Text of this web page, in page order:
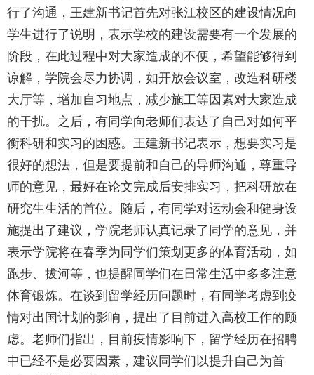
行了沟通，王建新书记首先对张江校区的建设情况向
学生进行了说明，表示学校的建设需要有一个发展的
阶段，在此过程中对大家造成的不便，希望能够得到
谅解，学院会尽力协调，如开放会议室，改造科研楼
大厅等，增加自习地点，减少施工等因素对大家造成
的干扰。之后，有同学向老师们表达了自己对如何平
衡科研和实习的困惑。王建新书记表示，想要实习是
很好的想法，但是要提前和自己的导师沟通，尊重导
师的意见，最好在论文完成后安排实习，把科研放在
研究生生活的首位。随后，有同学对运动会和健身设
施提出了建议，学院老师认真记录了同学的意见，并
表示学院将在春季为同学们策划更多的体育活动，如
跑步、拔河等，也提醒同学们在日常生活中多多注意
体育锻炼。在谈到留学经历问题时，有同学考虑到疫
情对出国计划的影响，提出了目前进入高校工作的顾
虑。老师们指出，目前疫情影响下，留学经历在招聘
中已经不是必要因素，建议同学们以提升自己为首